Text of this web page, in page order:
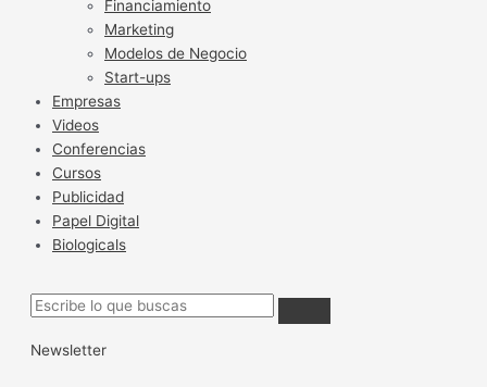
Financiamiento
Marketing
Modelos de Negocio
Start-ups
Empresas
Videos
Conferencias
Cursos
Publicidad
Papel Digital
Biologicals
Newsletter